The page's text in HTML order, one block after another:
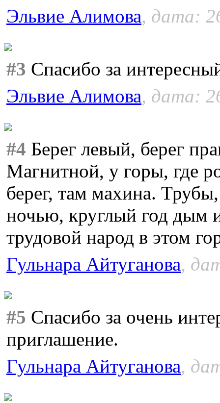
Эльвие Алимова, дата:
#3 Спасибо за
Эльвие Алимова, дата:
#4 Берег левый, берег
Магнитной, у горы, где
берег, там махина.
ночью, круглый год дым
трудовой народ в этом
Гульнара Айтуганова,
#5 Спасибо за очень
приглашение.
Гульнара Айтуганова,